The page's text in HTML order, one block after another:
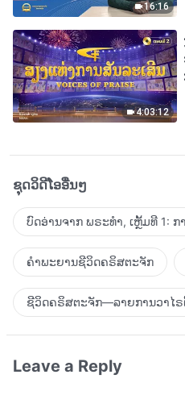
16:16
4:03:12
ຊຸດວິດີໂອອື່ນໆ
ບົດອ່ານຈາກ ພຣະທຳ, ເຫຼັ້ມທີ 1:
ຄຳພະຍານຊີວິດຄຣິສຕະຈັກ
ຊີວິດຄຣິສຕະຈັກ—ລາຍການວາໄ
Leave a Reply